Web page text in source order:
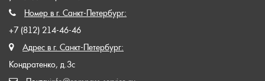
Номер в г. Санкт-Петербург:
+7 (812) 214-46-46
Адрес в г. Санкт-Петербург:
Кондратенко, д.3с